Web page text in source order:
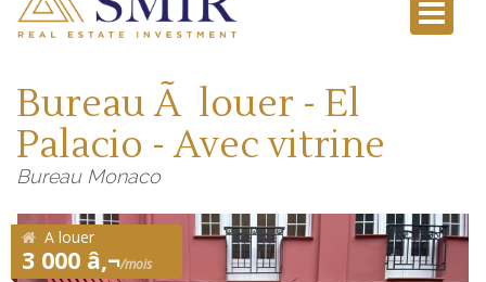
Italiano
Bureau Ã louer - El
Palacio - Avec vitrine
Bureau Monaco
A louer
3 000 â‚¬/mois